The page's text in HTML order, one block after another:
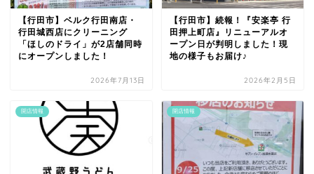
【行田市】ベルク行田南店・
行田城西店にクリーニング
「ほしのドライ」が2店舗同時
にオープンしました！
2026年7月13日
【行田市】続報！『安楽亭 行
田押上町店』リニューアルオ
ープン日が判明しました！現
地の様子もお届け♪
2026年2月5日
開店情報 開店情報